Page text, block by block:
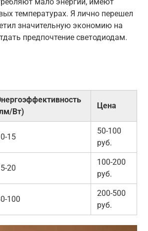
температурах. Я лично перешел
значительную экономию на
предпочтение светодиодам.
Вт)
Цена
15
50-100
руб.
20
100-200
руб.
100
200-500
руб.